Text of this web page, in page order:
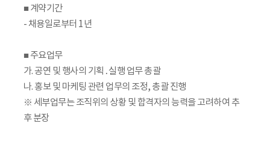
■ 계약기간
- 채용일로부터 1년
■ 주요업무
가. 공연 및 행사의 기획․실행 업무 총괄
나. 홍보 및 마케팅 관련 업무의 조정, 총괄 진행
※ 세부업무는 조직위의 상황 및 합격자의 능력을 고려하여 추
후 분장